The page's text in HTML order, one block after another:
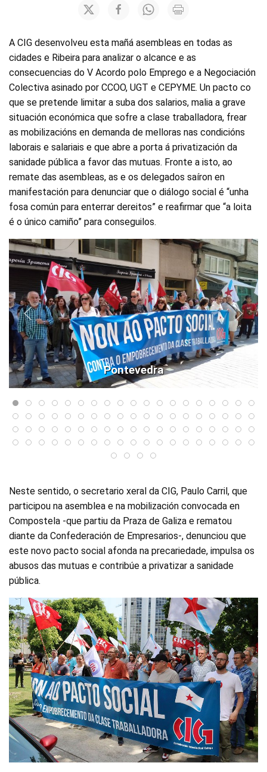
A CIG desenvolveu esta mañá asembleas en todas as
cidades e Ribeira para analizar o alcance e as
consecuencias do V Acordo polo Emprego e a Negociación
Colectiva asinado por CCOO, UGT e CEPYME. Un pacto co
que se pretende limitar a suba dos salarios, malia a grave
situación económica que sofre a clase traballadora, frear
as mobilizacións en demanda de melloras nas condicións
laborais e salariais e que abre a porta á privatización da
sanidade pública a favor das mutuas. Fronte a isto, ao
remate das asembleas, as e os delegados saíron en
manifestación para denunciar que o diálogo social é “unha
fosa común para enterrar dereitos” e reafirmar que “a loita
é o único camiño” para conseguilos.
Pontevedra
Neste sentido, o secretario xeral da CIG, Paulo Carril, que
participou na asemblea e na mobilización convocada en
Compostela -que partiu da Praza de Galiza e rematou
diante da Confederación de Empresarios-, denunciou que
este novo pacto social afonda na precariedade, impulsa os
abusos das mutuas e contribúe a privatizar a sanidade
pública.